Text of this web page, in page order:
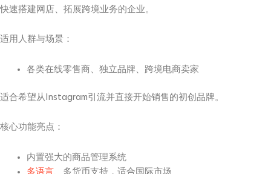
快速搭建网店、拓展跨境业务的企业。
适用人群与场景：
各类在线零售商、独立品牌、跨境电商卖家
适合希望从Instagram引流并直接开始销售的初创品牌。
核心功能亮点：
内置强大的商品管理系统
多语言
、多货币支持，适合国际市场